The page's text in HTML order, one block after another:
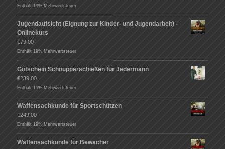
Enthält 19% Mehrwertsteuer
Jugendaufsicht (Eignung zur Kinder- und Jugendarbeit) -
Onlinekurs
€79,00
Enthält 19% Mehrwertsteuer
Gutschein Schnupperschießen für Jedermann
€239,00
Enthält 19% Mehrwertsteuer
Waffensachkunde für Sportschützen
€249,00
Enthält 19% Mehrwertsteuer
Waffensachkunde für Bewacher